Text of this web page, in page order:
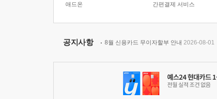
애드온
간편결제 서비스
공지사항 8월 신용카드 무이자할부 안내 2026-08-01